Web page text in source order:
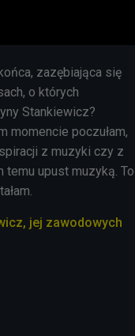
zazębiająca się
o których
Stankiewicz?
momencie poczułam,
z muzyki czy z
temu upust muzyką. To
jej zawodowych